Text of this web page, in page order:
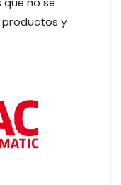
productos y